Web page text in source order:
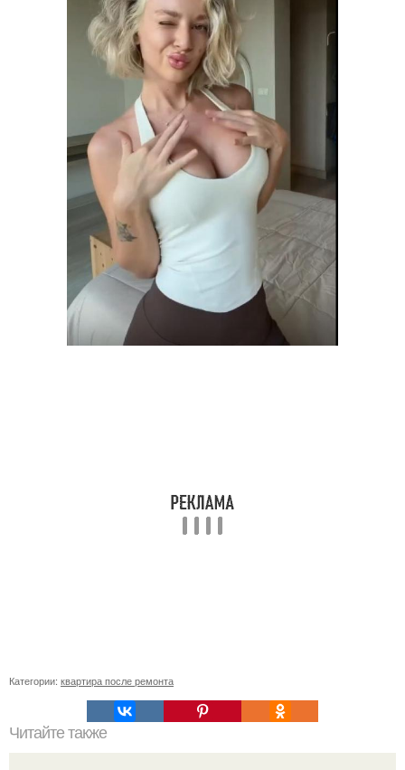
Категории: квартира после ремонта
Читайте также